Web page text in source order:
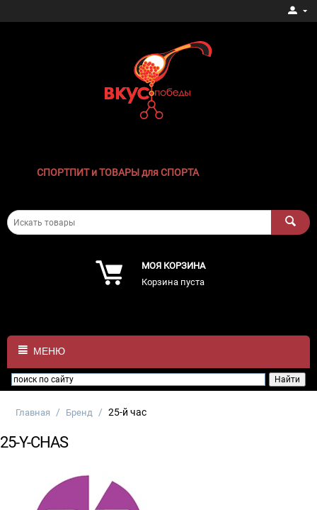
СПОРТПИТ и ТОВАРЫ для СПОРТА
МОЯ КОРЗИНА
Корзина пуста
МЕНЮ
Главная / Бренд / 25-й час
25-Y-CHAS